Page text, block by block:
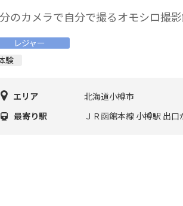
のカメラで自分で撮るオモシロ撮
レジャー
験
エリア
北海道小樽市
最寄り駅
ＪＲ函館本線 小樽駅 出